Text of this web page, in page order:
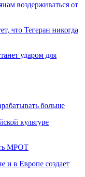
воздерживаться от
что Тегеран никогда
ударом для
больше
культуре
МРОТ
и в Европе создает